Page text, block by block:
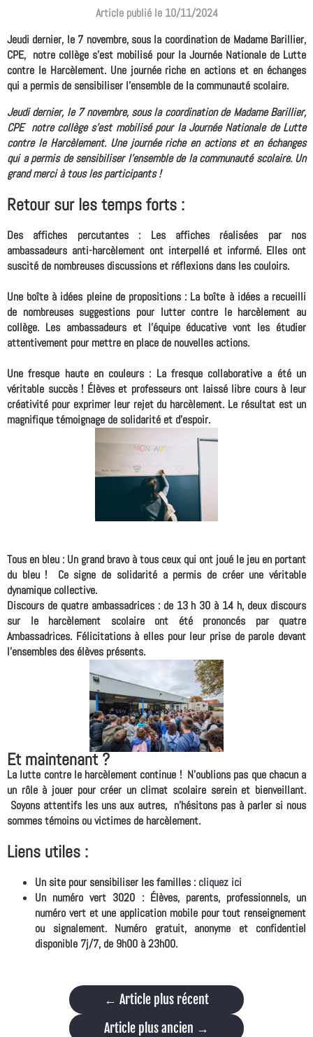
Article publié le 10/11/2024
Jeudi dernier, le 7 novembre, sous la coordination de Madame Barillier,
CPE, notre collège s'est mobilisé pour la Journée Nationale de Lutte
contre le Harcèlement. Une journée riche en actions et en échanges
qui a permis de sensibiliser l'ensemble de la communauté scolaire.
Jeudi dernier, le 7 novembre, sous la coordination de Madame Barillier,
CPE notre collège s'est mobilisé pour la Journée Nationale de Lutte
contre le Harcèlement. Une journée riche en actions et en échanges
qui a permis de sensibiliser l'ensemble de la communauté scolaire. Un
grand merci à tous les participants !
Retour sur les temps forts :
Des affiches percutantes : Les affiches réalisées par nos
ambassadeurs anti-harcèlement ont interpellé et informé. Elles ont
suscité de nombreuses discussions et réflexions dans les couloirs.
Une boîte à idées pleine de propositions : La boîte à idées a recueilli
de nombreuses suggestions pour lutter contre le harcèlement au
collège. Les ambassadeurs et l'équipe éducative vont les étudier
attentivement pour mettre en place de nouvelles actions.
Une fresque haute en couleurs : La fresque collaborative a été un
véritable succès ! Élèves et professeurs ont laissé libre cours à leur
créativité pour exprimer leur rejet du harcèlement. Le résultat est un
magnifique témoignage de solidarité et d'espoir.
Tous en bleu : Un grand bravo à tous ceux qui ont joué le jeu en portant
du bleu ! Ce signe de solidarité a permis de créer une véritable
dynamique collective.
Discours de quatre ambassadrices : de 13 h 30 à 14 h, deux discours
sur le harcèlement scolaire ont été prononcés par quatre
Ambassadrices. Félicitations à elles pour leur prise de parole devant
l'ensembles des élèves présents.
Et maintenant ?
La lutte contre le harcèlement continue ! N'oublions pas que chacun a
un rôle à jouer pour créer un climat scolaire serein et bienveillant.
Soyons attentifs les uns aux autres, n'hésitons pas à parler si nous
sommes témoins ou victimes de harcèlement.
Liens utiles :
Un site pour sensibiliser les familles : cliquez ici
Un numéro vert 3020 : Élèves, parents, professionnels, un
numéro vert et une application mobile pour tout renseignement
ou signalement. Numéro gratuit, anonyme et confidentiel
disponible 7j/7, de 9h00 à 23h00.
← Article plus récent
Article plus ancien →